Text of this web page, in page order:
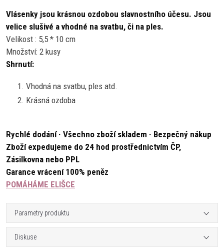
Vlásenky jsou krásnou ozdobou slavnostního účesu. Jsou
velice slušivé a vhodné na svatbu, či na ples.
Velikost : 5,5 * 10 cm
Množství: 2 kusy
Shrnutí:
Vhodná na svatbu, ples atd.
Krásná ozdoba
Rychlé dodání · Všechno zboží skladem · Bezpečný nákup
Zboží expedujeme do 24 hod prostřednictvím ČP,
Zásilkovna nebo PPL
Garance vrácení 100% peněz
POMÁHÁME ELIŠCE
Parametry produktu
Diskuse